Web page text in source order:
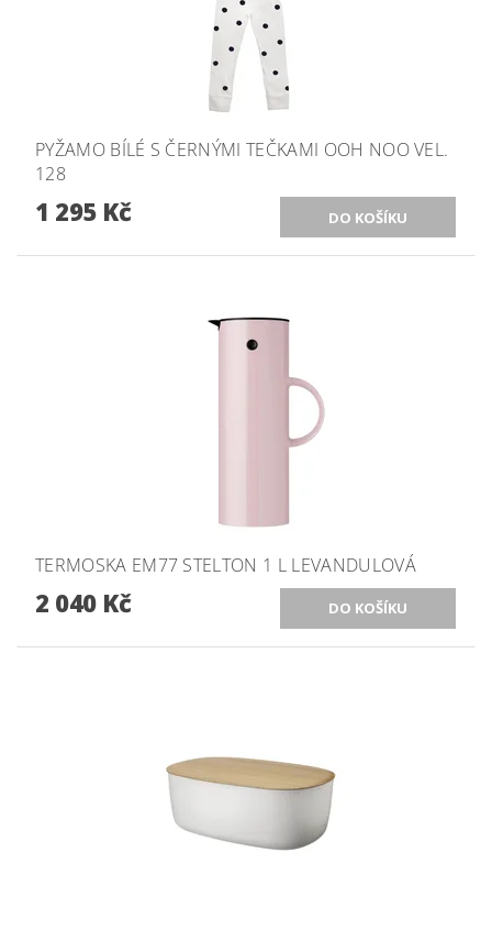
PYŽAMO BÍLÉ S ČERNÝMI TEČKAMI OOH NOO VEL.
128
1 295 Kč
TERMOSKA EM77 STELTON 1 L LEVANDULOVÁ
2 040 Kč